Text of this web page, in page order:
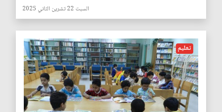
السبت 22 تشرين الثاني 2025
تعليم